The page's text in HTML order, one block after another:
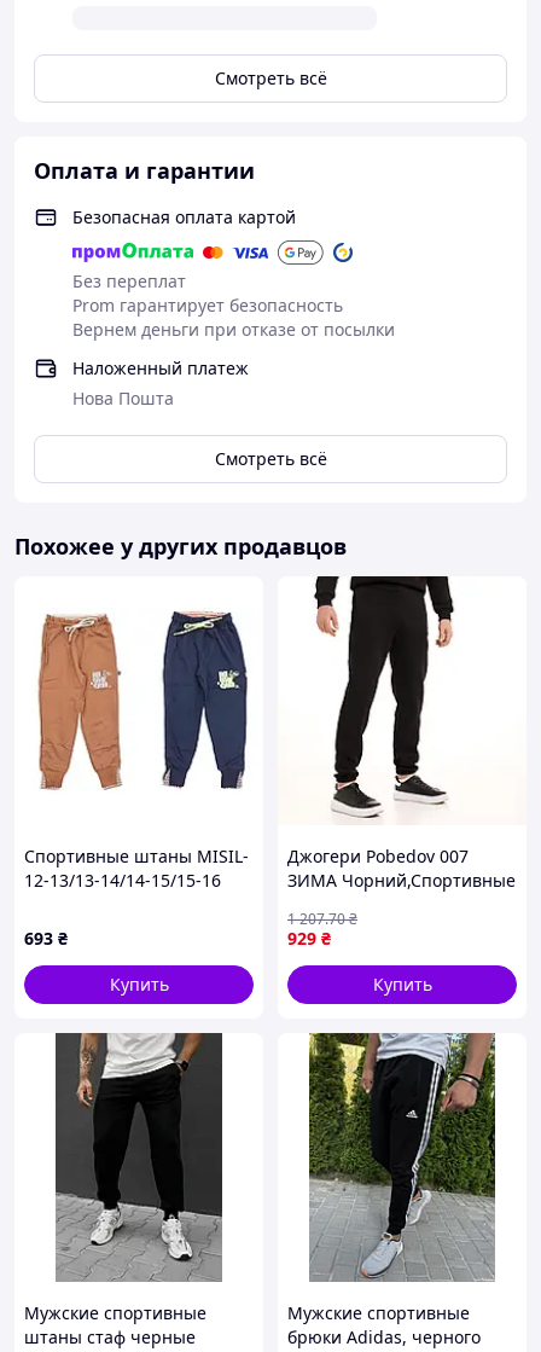
Смотреть всё
Оплата и гарантии
Безопасная оплата картой
Без переплат
Prom гарантирует безопасность
Вернем деньги при отказе от посылки
Наложенный платеж
Нова Пошта
Смотреть всё
Похожее у других продавцов
Спортивные штаны MISIL-
12-13/13-14/14-15/15-16
693 ₴
Купить
Джогери Pobedov 007
ЗИМА Чорний,Спортивные
Спортивные брюки ТОП
качество
929 ₴
1 207.70₴
Купить
Мужские спортивные
штаны стаф черные
Мужские спортивные
брюки Adidas, черного